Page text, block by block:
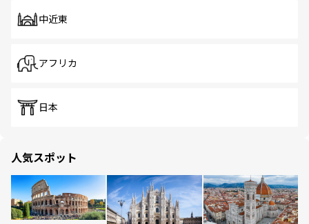
中近東
アフリカ
日本
人気スポット